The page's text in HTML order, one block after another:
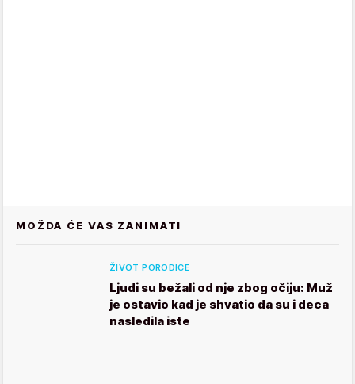
MOŽDA ĆE VAS ZANIMATI
ŽIVOT PORODICE
Ljudi su bežali od nje zbog očiju: Muž
je ostavio kad je shvatio da su i deca
nasledila iste